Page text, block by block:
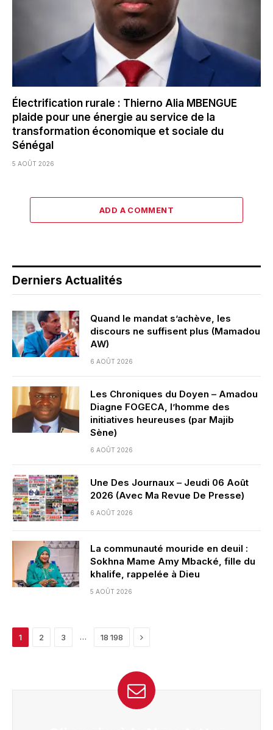
Électrification rurale : Thierno Alia MBENGUE
plaide pour une énergie au service de la
transformation économique et sociale du
Sénégal
5 AOÛT 2026
ADD A COMMENT
Derniers Actualités
Quand le mandat s’achève, les
discours ne suffisent plus (Mamadou
AW)
6 AOÛT 2026
Les Chroniques du Doyen – Amadou
Diagne FOGECA, l’homme des
initiatives heureuses (par Majib
Sène)
6 AOÛT 2026
Une Des Journaux – Jeudi 06 Août
2026 (Avec Ma Revue De Presse)
6 AOÛT 2026
La communauté mouride en deuil :
Sokhna Mame Amy Mbacké, fille du
khalife, rappelée à Dieu
5 AOÛT 2026
1 2 3 … 18 198 Next